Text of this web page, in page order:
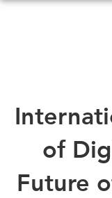
CONFÉRENCES
CANADA-EN-
of
Future